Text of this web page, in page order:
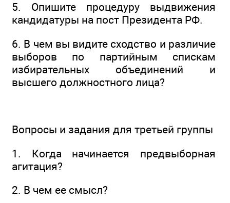
5. Опишите процедуру выдвижения
кандидатуры на пост Президента РФ.
6. В чем вы видите сходство и различие
выборов по партийным спискам
избирательных объединений и
высшего должностного лица?
Вопросы и задания для третьей группы
1. Когда начинается предвыборная
агитация?
2. В чем ее смысл?